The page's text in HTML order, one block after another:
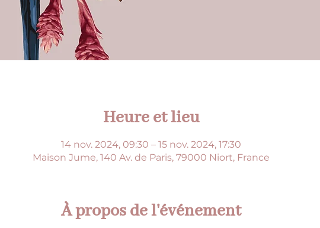
Heure et lieu
14 nov. 2024, 09:30 – 15 nov. 2024, 17:30
Maison Jume, 140 Av. de Paris, 79000 Niort, France
À propos de l'événement